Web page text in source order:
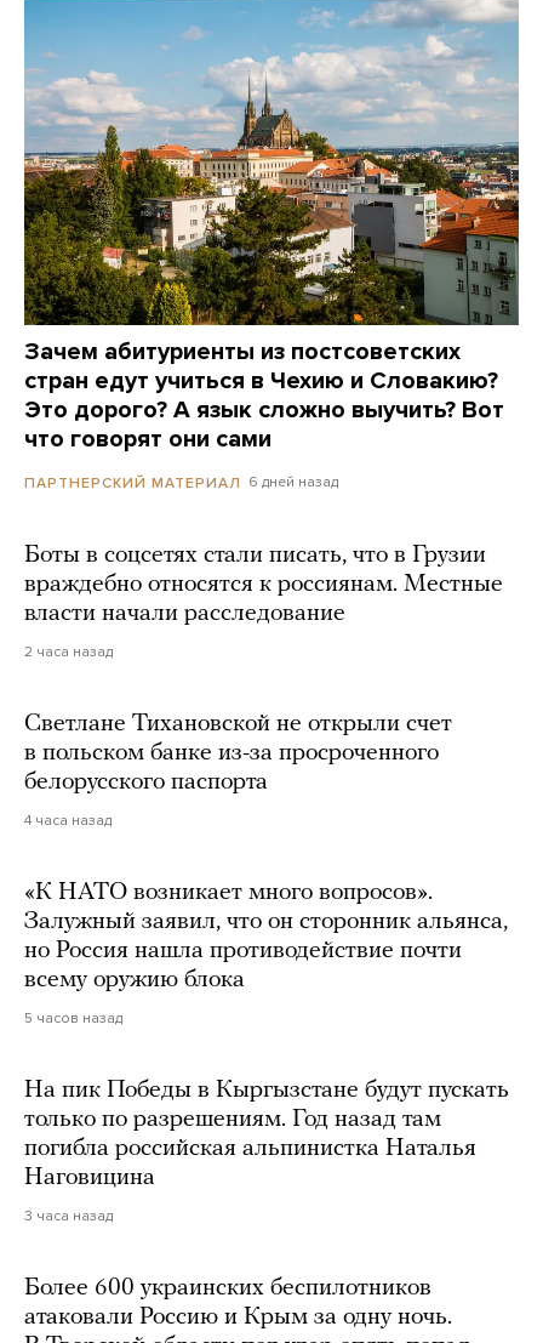
Зачем абитуриенты из постсоветских
стран едут учиться в Чехию и Словакию?
Это дорого? А язык сложно выучить? Вот
что говорят они сами
ПАРТНЕРСКИЙ МАТЕРИАЛ 6 дней назад
Боты в соцсетях стали писать, что в Грузии
враждебно относятся к россиянам. Местные
власти начали расследование
2 часа назад
Светлане Тихановской не открыли счет
в польском банке из-за просроченного
белорусского паспорта
4 часа назад
«К НАТО возникает много вопросов».
Залужный заявил, что он сторонник альянса,
но Россия нашла противодействие почти
всему оружию блока
5 часов назад
На пик Победы в Кыргызстане будут пускать
только по разрешениям. Год назад там
погибла российская альпинистка Наталья
Наговицина
3 часа назад
Более 600 украинских беспилотников
атаковали Россию и Крым за одну ночь.